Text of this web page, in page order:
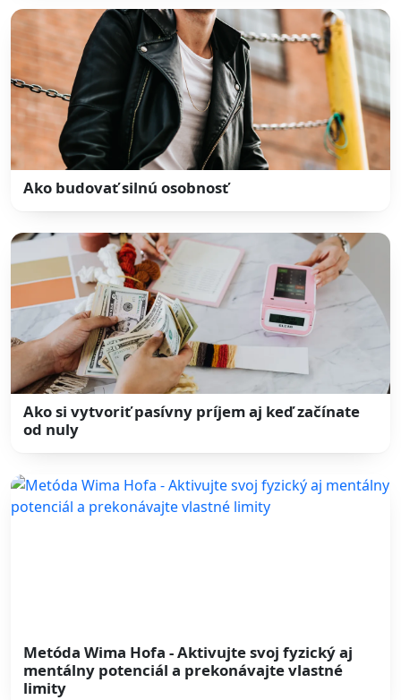
Ako budovať silnú osobnosť
Ako si vytvoriť pasívny príjem aj keď začínate
od nuly
Metóda Wima Hofa - Aktivujte svoj fyzický aj
mentálny potenciál a prekonávajte vlastné
limity